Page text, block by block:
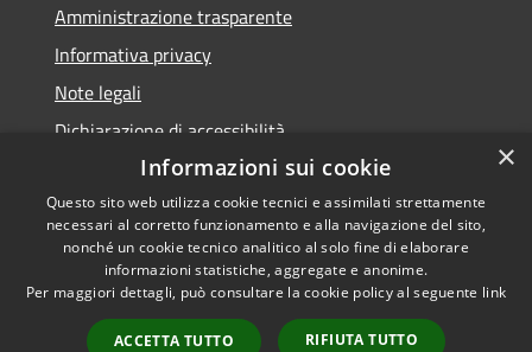
Amministrazione trasparente
Informativa privacy
Note legali
Dichiarazione di accessibilità
Accessibilità
Privacy
Copyright © 2026 • Comune di
Cerreto Guidi • Powered by
Municipium
Accesso
redazione
×
Informazioni sui cookie
Questo sito web utilizza cookie tecnici e assimilati strettamente
necessari al corretto funzionamento e alla navigazione del sito,
nonché un cookie tecnico analitico al solo fine di elaborare
informazioni statistiche, aggregate e anonime.
Per maggiori dettagli, può consultare la cookie policy al seguente link
ACCETTA TUTTO RIFIUTA TUTTO